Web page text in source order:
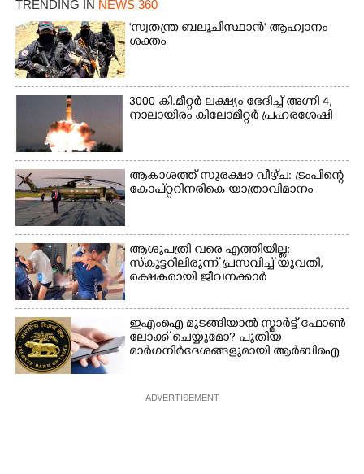
TRENDING IN NEWS 360
'സ്വതന്ത്ര ബലൂചിസ്ഥാൻ' ആഹ്വാനം
ശക്തം
3000 കി.മീറ്റർ ലക്ഷ്യം ഭേദിച്ച് അഗ്നി 4,
നാലായിരം കിലോമീറ്റർ പ്രഹരശേഷി
ആകാശത്ത് സുരക്ഷാ വീഴ്‌ച: ട്രംപിന്റെ
കോ‌പ്‌റ്ററിനരികെ യാത്രാവിമാനം
ആശുപത്രി വരെ എത്തിയില്ല:
സ്കൂട്ടറിലിരുന്ന് പ്രസവിച്ച് യുവതി,
രക്ഷകരായി ജീവനക്കാർ
ഇഎംഐ മുടങ്ങിയാൽ സ്മാർട്ട് ഫോൺ
ലോക്ക് ചെയ്യുമോ? പുതിയ
മാർഗനിർദേശങ്ങളുമായി ആർബിഐ
ADVERTISEMENT